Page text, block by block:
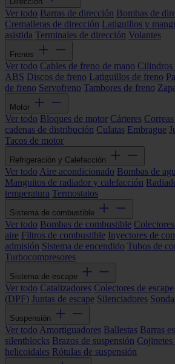
Ver todo Barras de dirección Bombas de
Cremalleras de dirección Latiguillos y
asistida Terminales de dirección Volantes
Frenos
Ver todo Cables de freno de mano Cilindros
ABS Discos de freno Latiguillos de freno
de freno Servofreno Tambores de freno
Motor
Ver todo Bloques de motor Cárteres
cadenas de distribución Culatas Embrague
Tacos de motor
Refrigeración y Calefacción
Ver todo Aire acondicionado Bombas de
Manguitos de radiador y calefacción
temperatura Termostatos
Sistema de combustible
Ver todo Bombas de combustible
aire Filtros de combustible Inyectores de
admisión Sistema de encendido Tubos de
Turbocompresores
Sistema de escape
Ver todo Catalizadores Colectores de escape
(DPF) Juntas de escape Silenciadores
Suspensión
Ver todo Amortiguadores Ballestas Barras
silentblocks Brazos de suspensión Cojinetes
helicoidales Rótulas de suspensión